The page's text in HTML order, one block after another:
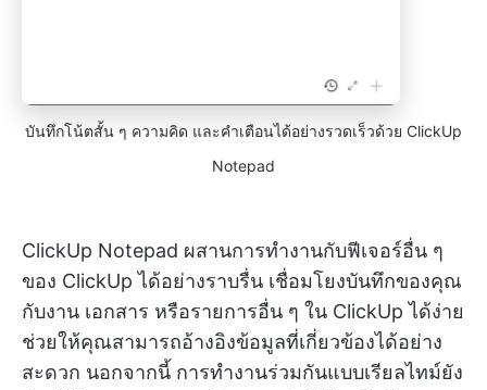
บันทึกโน้ตสั้น ๆ ความคิด และคำเตือนได้อย่างรวดเร็วด้วย ClickUp
Notepad
ClickUp Notepad ผสานการทำงานกับฟีเจอร์อื่น ๆ
ของ ClickUp ได้อย่างราบรื่น เชื่อมโยงบันทึกของคุณ
กับงาน เอกสาร หรือรายการอื่น ๆ ใน ClickUp ได้ง่าย
ช่วยให้คุณสามารถอ้างอิงข้อมูลที่เกี่ยวข้องได้อย่าง
สะดวก นอกจากนี้ การทำงานร่วมกันแบบเรียลไทม์ยัง